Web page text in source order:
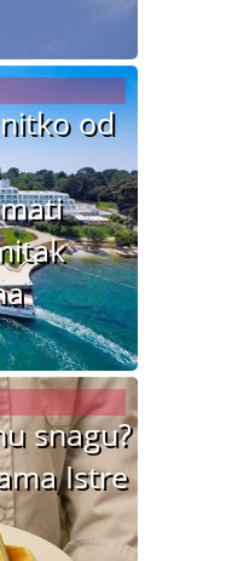
od
snagu?
Istre